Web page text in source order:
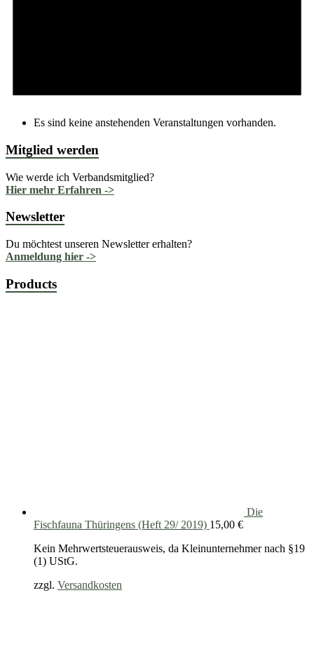
Es sind keine anstehenden Veranstaltungen vorhanden.
Mitglied werden
Wie werde ich Verbandsmitglied?
Hier mehr Erfahren ->
Newsletter
Du möchtest unseren Newsletter erhalten?
Anmeldung hier ->
Products
Die
Fischfauna Thüringens (Heft 29/ 2019) 15,00 €
Kein Mehrwertsteuerausweis, da Kleinunternehmer nach §19
(1) UStG.
zzgl. Versandkosten